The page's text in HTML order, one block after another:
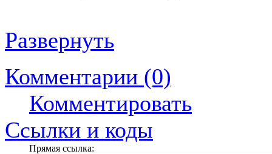
Развернуть
Комментарии (0)
Комментировать
Ссылки и коды
Прямая ссылка: